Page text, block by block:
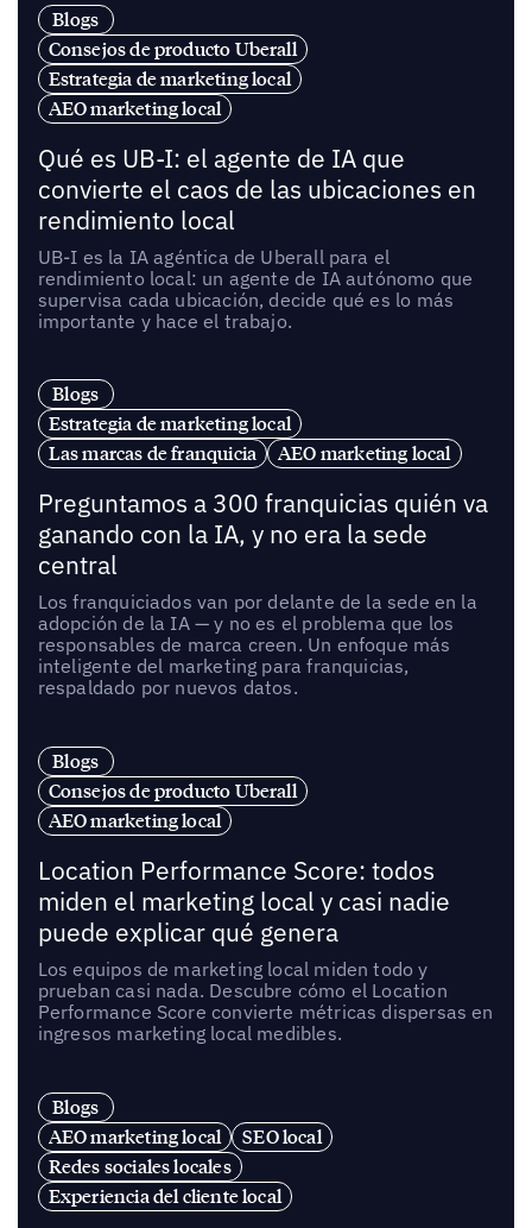
Blogs
Consejos de producto Uberall
Estrategia de marketing local
AEO marketing local
Qué es UB-I: el agente de IA que
convierte el caos de las ubicaciones en
rendimiento local
UB-I es la IA agéntica de Uberall para el
rendimiento local: un agente de IA autónomo que
supervisa cada ubicación, decide qué es lo más
importante y hace el trabajo.
Blogs
Estrategia de marketing local
Las marcas de franquicia
AEO marketing local
Preguntamos a 300 franquicias quién va
ganando con la IA, y no era la sede
central
Los franquiciados van por delante de la sede en la
adopción de la IA — y no es el problema que los
responsables de marca creen. Un enfoque más
inteligente del marketing para franquicias,
respaldado por nuevos datos.
Blogs
Consejos de producto Uberall
AEO marketing local
Location Performance Score: todos
miden el marketing local y casi nadie
puede explicar qué genera
Los equipos de marketing local miden todo y
prueban casi nada. Descubre cómo el Location
Performance Score convierte métricas dispersas en
ingresos marketing local medibles.
Blogs
AEO marketing local
SEO local
Redes sociales locales
Experiencia del cliente local